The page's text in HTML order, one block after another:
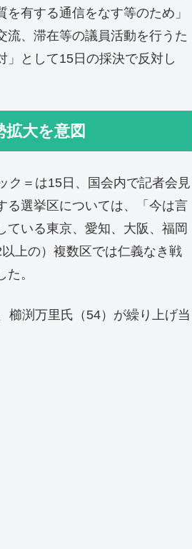
有する通信をなす等のため」
流、滞在等の議員活動を行うた
」として15日の採決で反対し
大を意図
ク＝は15日、国会内で記者会見
る選挙区については、「今は言
ている東京、愛知、大阪、福岡
上の）複数区では仁義なき戦
。
櫛渕万里氏（54）が繰り上げ当